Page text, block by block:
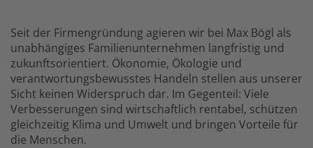
Seit der Firmengründung agieren wir bei Max Bögl als
unabhängiges Familienunternehmen langfristig und
zukunftsorientiert. Ökonomie, Ökologie und
verantwortungsbewusstes Handeln stellen aus unserer
Sicht keinen Widerspruch dar. Im Gegenteil: Viele
Verbesserungen sind wirtschaftlich rentabel, schützen
gleichzeitig Klima und Umwelt und bringen Vorteile für
die Menschen.